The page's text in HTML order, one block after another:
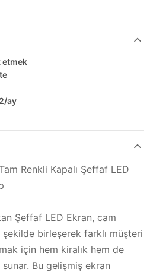
etmek
ay
Renkli Kapalı Şeffaf LED
Şeffaf LED Ekran, cam
birleşerek farklı müşteri
için hem kiralık hem de
Bu gelişmiş ekran